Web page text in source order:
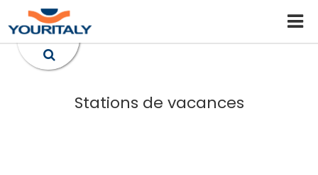
Stations de vacances